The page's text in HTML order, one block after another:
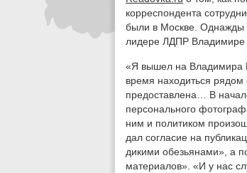
корреспондента
были в Москве. Однажды
лидере ЛДПР Владимире
«Я вышел на Владимира
время находиться
предоставлена… В
персонального
ним и политиком
дал согласие на
дикими обезьянами», а
материалов». «И у нас